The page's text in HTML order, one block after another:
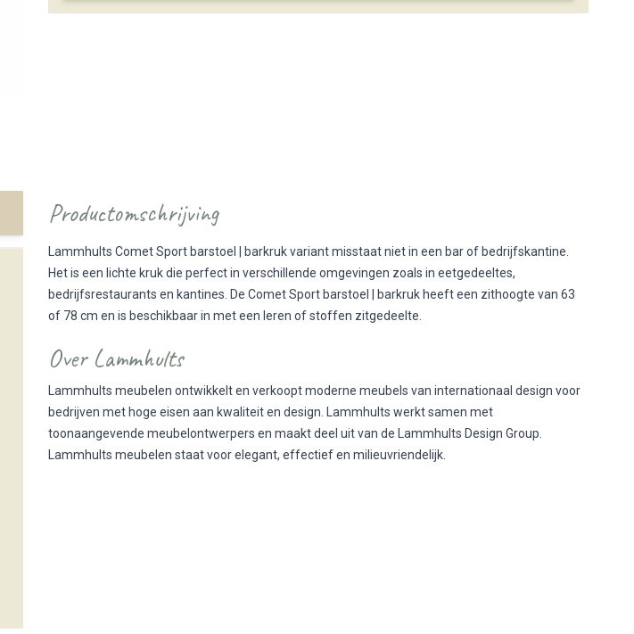
Productomschrijving
Lammhults Comet Sport barstoel | barkruk variant misstaat niet in een bar of bedrijfskantine.
Het is een lichte kruk die perfect in verschillende omgevingen zoals in eetgedeeltes,
bedrijfsrestaurants en kantines. De Comet Sport barstoel | barkruk heeft een zithoogte van 63
of 78 cm en is beschikbaar in met een leren of stoffen zitgedeelte.
Over Lammhults
Lammhults meubelen ontwikkelt en verkoopt moderne meubels van internationaal design voor
bedrijven met hoge eisen aan kwaliteit en design. Lammhults werkt samen met
toonaangevende meubelontwerpers en maakt deel uit van de Lammhults Design Group.
Lammhults meubelen staat voor elegant, effectief en milieuvriendelijk.